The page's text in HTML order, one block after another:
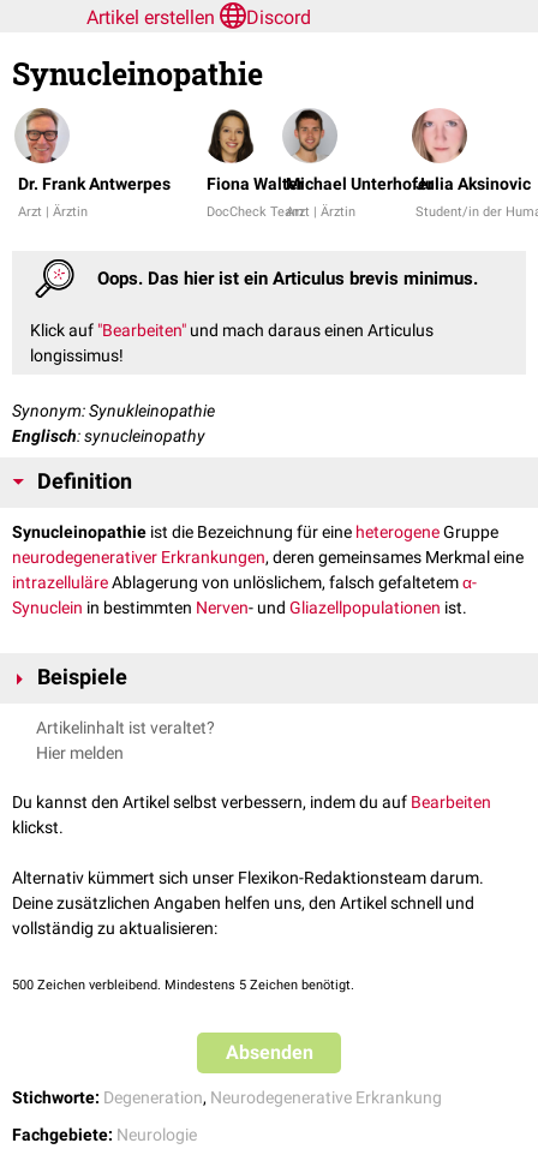
Artikel erstellen
Discord
Synucleinopathie
Dr. Frank Antwerpes
Arzt | Ärztin
Fiona Walter
DocCheck Team
Michael Unterhofer
Arzt | Ärztin
Julia Aksinovic
Student/in der
Oops. Das hier ist ein Articulus brevis minimus.
Klick auf "Bearbeiten" und mach daraus einen Articulus
longissimus!
Synonym: Synukleinopathie
Englisch: synucleinopathy
Definition
Synucleinopathie ist die Bezeichnung für eine heterogeneGruppe
neurodegenerativer Erkrankungen, deren gemeinsames Merkmal eine
intrazelluläreAblagerung von unlöslichem, falsch gefaltetemα-
Synuclein in bestimmten Nerven- und Gliazellpopulationen ist.
Beispiele
Morbus Parkinson
Multisystematrophie(MSA)
Bradbury-Eggleston-Syndrom
Bei Letzterer besteht eine zusätzliche Ablagerung vonTau-Protein
siehe auch: Tauopathie
Artikelinhalt ist veraltet?
Hier melden
Du kannst den Artikel selbst verbessern, indem du auf Bearbeiten
klickst.
Alternativ kümmert sich unser Flexikon-Redaktionsteam darum.
Deine zusätzlichen Angaben helfen uns, den Artikel schnell und
vollständig zu aktualisieren:
500 Zeichen verbleibend. Mindestens 5 Zeichen benötigt.
Absenden
Stichworte: Degeneration, Neurodegenerative Erkrankung
Fachgebiete: Neurologie